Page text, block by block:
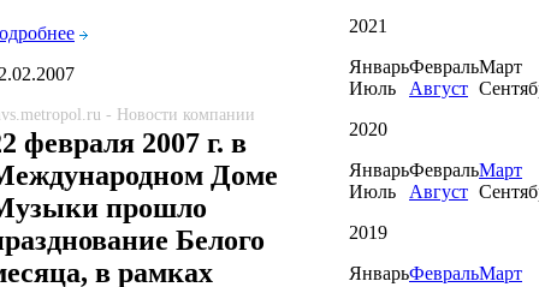
- Новости компании
февраля 2007 г. в
Доме
прошло
Белого
в рамках
2021
ЯнварьФевральМарт
Июль
Август
2020
ЯнварьФевральМарт
Июль
Август
2019
ЯнварьФевральМарт